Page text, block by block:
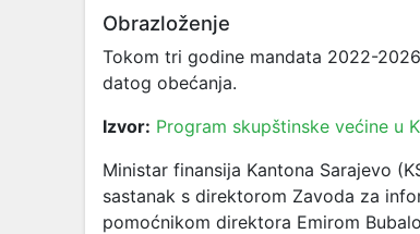
Obrazloženje
Tokom tri godine mandata 2022-
datog obećanja.
Izvor: Program skupštinske većine u
Ministar finansija Kantona Sarajevo
sastanak s direktorom Zavoda za
pomoćnikom direktora Emirom